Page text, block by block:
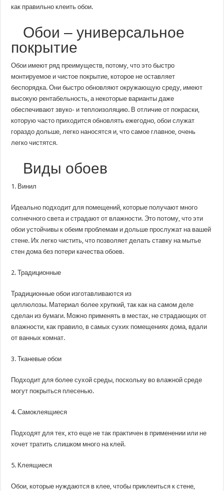
как правильно клеить обои.
Обои – универсальное
покрытие
Обои имеют ряд преимуществ, потому, что это быстро
монтируемое и чистое покрытие, которое не оставляет
беспорядка. Они быстро обновляют окружающую среду, имеют
высокую рентабельность, а некоторые варианты даже
обеспечивают звуко- и теплоизоляцию. В отличие от покраски,
которую часто приходится обновлять ежегодно, обои служат
гораздо дольше, легко наносятся и, что самое главное, очень
легко чистятся.
Виды обоев
1. Винил
Идеально подходит для помещений, которые получают много
солнечного света и страдают от влажности. Это потому, что эти
обои устойчивы к обеим проблемам и дольше прослужат на вашей
стене. Их легко чистить, что позволяет делать ставку на мытье
стен дома без потери качества обоев.
2. Традиционные
Традиционные обои изготавливаются из
целлюлозы. Материал более хрупкий, так как на самом деле
сделан из бумаги. Можно применять в местах, не страдающих от
влажности, как правило, в самых сухих помещениях дома, вдали
от ванных комнат.
3. Тканевые обои
Подходит для более сухой среды, поскольку во влажной среде
могут покрыться плесенью.
4. Самоклеящиеся
Подходят для тех, кто еще не так практичен в применении или не
хочет тратить слишком много на клей.
5. Клеящиеся
Обои, которые нуждаются в клее, чтобы приклеиться к стене,